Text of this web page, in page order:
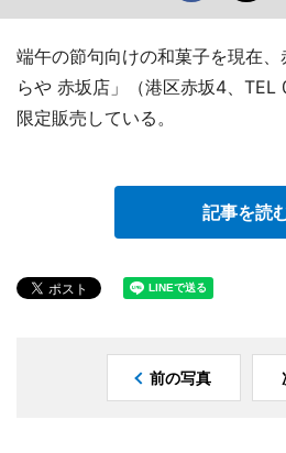
端午の節句向けの和菓子を現在
らや 赤坂店」（港区赤坂4、
限定販売している。
記事を読
前の写真